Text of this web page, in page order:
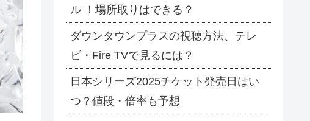
ル ！場所取りはできる？
ダウンタウンプラスの視聴方法、テレ
ビ・Fire TVで見るには？
日本シリーズ2025チケット発売日はい
つ？値段・倍率も予想